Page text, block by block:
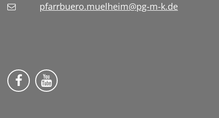
pfarrbuero.muelheim@pg-m-k.de
Wir auf Facebook
Wir auf YouTube